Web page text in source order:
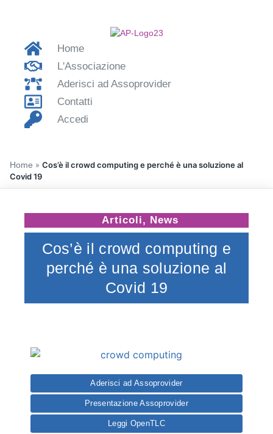
Home
L'Associazione
Aderisci ad Assoprovider
Contatti
Accedi
Home » Cos’è il crowd computing e perché è una soluzione al
Covid 19
Articoli, News
Cos’è il crowd computing e
perché è una soluzione al
Covid 19
Aderisci ad Assoprovider
Presentazione Assoprovider
Leggi OpenTLC